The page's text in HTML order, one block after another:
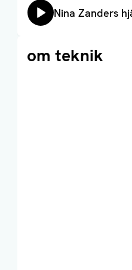
Lyssna på:
Nina Zanders
om teknik
Läs artikel